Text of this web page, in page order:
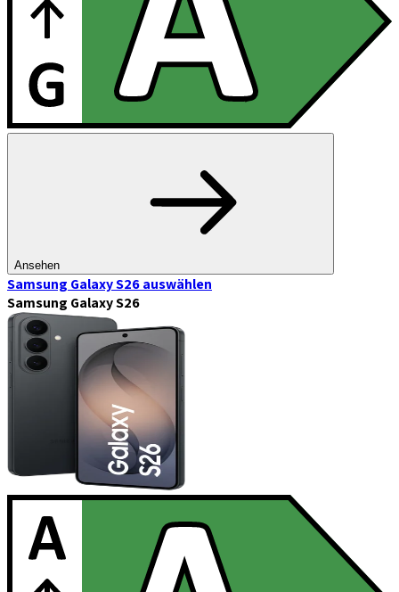
Ansehen
Samsung Galaxy S26auswählen
Samsung Galaxy S26